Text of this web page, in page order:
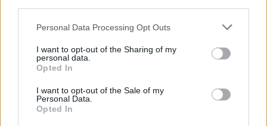
Personal Data Processing Opt Outs
I want to opt-out of the Sharing of my
personal data.
Opted In
I want to opt-out of the Sale of my
Personal Data.
Opted In
Ljekari upozoravaju da su upravo period prije
dolaska oluje i vrijeme neposredno nakon njenog
i do 15 kilometara od središta nevremena.
grmljavine treba izbjegavati i druge provodnike
električne energije. Ne koristite žične telefone niti